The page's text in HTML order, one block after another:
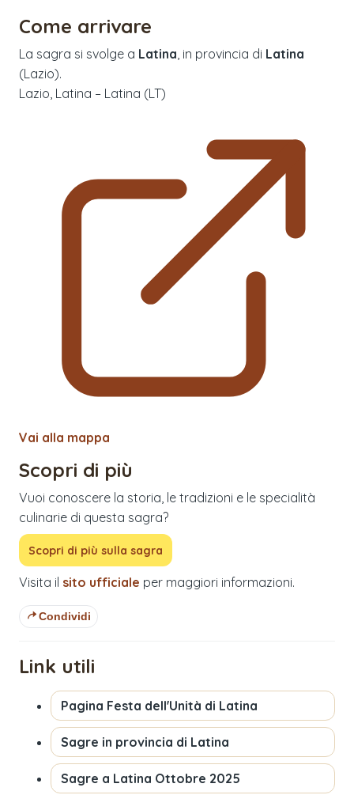
Come arrivare
La sagra si svolge a Latina , in provincia di Latina
(Lazio).
Lazio, Latina – Latina (LT)
Vai alla mappa
Scopri di più
Vuoi conoscere la storia, le tradizioni e le specialità
culinarie di questa sagra?
Scopri di più sulla sagra
Visita il sito ufficiale per maggiori informazioni.
Condividi
Link utili
Pagina Festa dell'Unità di Latina
Sagre in provincia di Latina
Sagre a Latina Ottobre 2025